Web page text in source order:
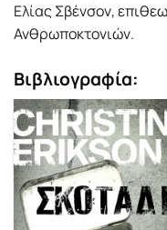
Ελίας Σβένσον,
Ανθρωποκτονιών.
Βιβλιογραφία: